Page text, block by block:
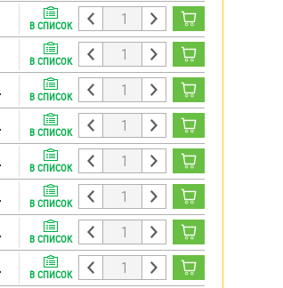
В СПИСОК
В СПИСОК
В СПИСОК
В СПИСОК
В СПИСОК
В СПИСОК
В СПИСОК
В СПИСОК